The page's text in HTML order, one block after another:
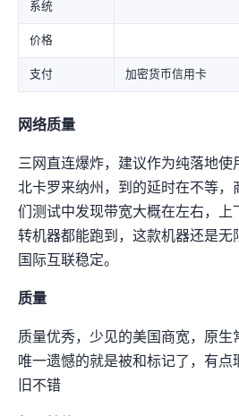
系统
价格
支付 加密货币/信用卡
网络质量
三网直连爆炸，建议作为纯落地使
北卡罗来纳州，到LAX的延时在50-80ms
们测试中发现带宽大概在500Mbps左右
转机器都能跑到300Mbps+，这款机器还
国际互联稳定。
IP质量
IP质量优秀，少见的Charter美国商宽，原
唯一遗憾的就是被IPQS和maxmind标记了
旧不错